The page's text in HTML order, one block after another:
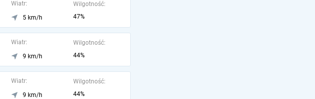
Wiatr:
5 km/h
Wilgotność:
47%
Wiatr:
9 km/h
Wilgotność:
44%
Wiatr:
9 km/h
Wilgotność:
44%